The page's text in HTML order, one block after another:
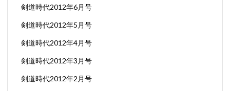
剣道時代2012年6月号
剣道時代2012年5月号
剣道時代2012年4月号
剣道時代2012年3月号
剣道時代2012年2月号